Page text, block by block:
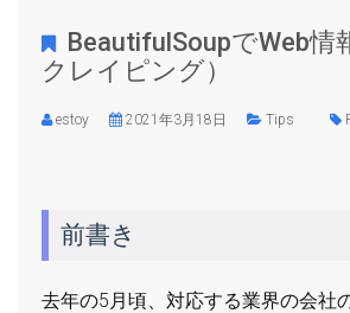
BeautifulSoupでWeb情
クレイピング）
estoy 2021年3月18日 Tips
前書き
去年の5月頃、対応する業界の会社